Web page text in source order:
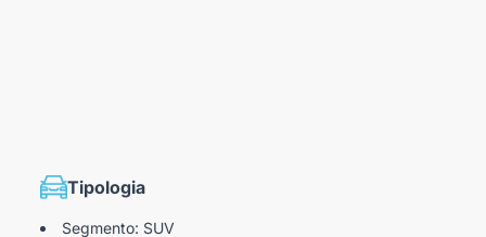
luci di emergenza in caso di urto
per 3 anni
di emergenza
Tipologia
Segmento: SUV